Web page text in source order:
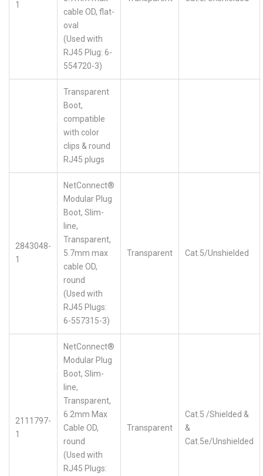
1
cable OD, flat-
oval
(Used with
RJ45 Plug: 6-
554720-3)
Transparent
Boot,
compatible
with color
clips & round
RJ45 plugs
2843048-
1
NetConnect®
Modular Plug
Boot, Slim-
line,
Transparent,
5.7mm max
cable OD,
round
(Used with
RJ45 Plugs:
6-557315-3)
Transparent Cat.5/Unshielded
2111797-
1
NetConnect®
Modular Plug
Boot, Slim-
line,
Transparent,
6.2mm Max
Cable OD,
round
(Used with
RJ45 Plugs:
Transparent
Cat.5 /Shielded &
&
Cat.5e/Unshielded